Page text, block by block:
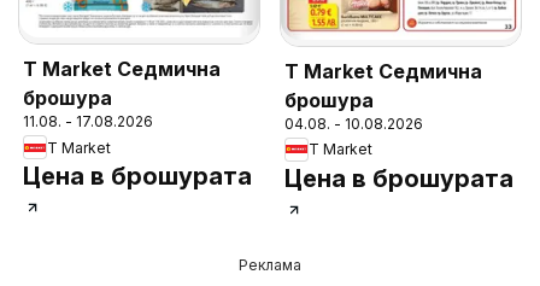
T Market Седмична
брошура
11.08. - 17.08.2026
T Market
Цена в брошурата
T Market Седмична
брошура
04.08. - 10.08.2026
T Market
Цена в брошурата
Реклама